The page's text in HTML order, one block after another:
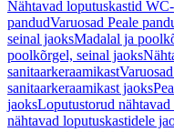
Nähtavad loputuskastid
pandudVaruosad Peale
seinal jaoksMadalal ja
poolkõrgel, seinal jaoks
sanitaarkeraamikast
sanitaarkeraamikast jaoks
jaoksLoputustorud
nähtavad loputuskastidele